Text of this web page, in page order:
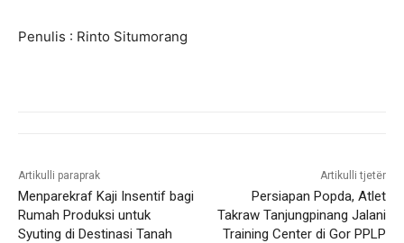
Penulis : Rinto Situmorang
Artikulli paraprak
Menparekraf Kaji Insentif bagi
Rumah Produksi untuk
Syuting di Destinasi Tanah
Artikulli tjetër
Persiapan Popda, Atlet
Takraw Tanjungpinang Jalani
Training Center di Gor PPLP